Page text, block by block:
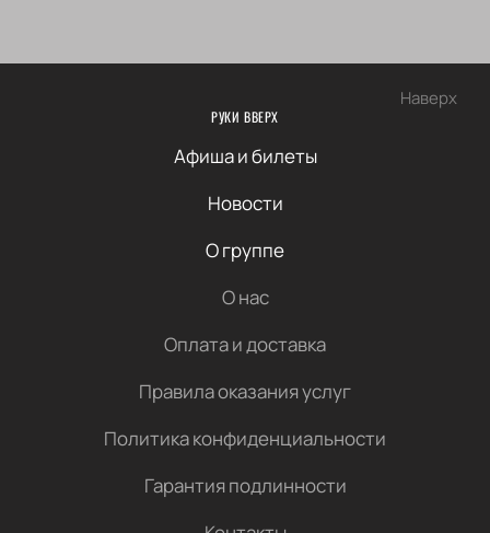
Наверх
РУКИ ВВЕРХ
Афиша и билеты
Новости
О группе
О нас
Оплата и доставка
Правила оказания услуг
Политика конфиденциальности
Гарантия подлинности